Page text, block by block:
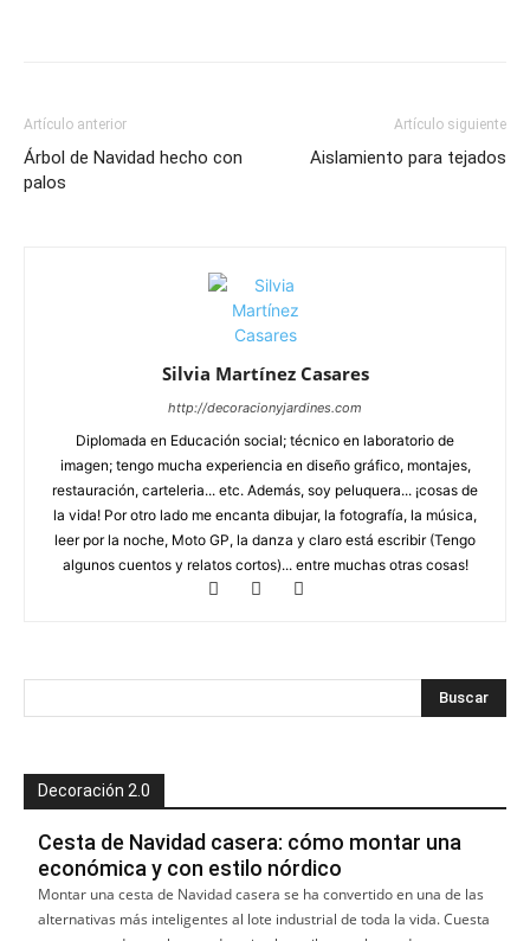
Artículo anterior
Árbol de Navidad hecho con
palos
Artículo siguiente
Aislamiento para tejados
Silvia Martínez Casares
http://decoracionyjardines.com
Diplomada en Educación social; técnico en laboratorio de
imagen; tengo mucha experiencia en diseño gráfico, montajes,
restauración, carteleria... etc. Además, soy peluquera... ¡cosas de
la vida! Por otro lado me encanta dibujar, la fotografía, la música,
leer por la noche, Moto GP, la danza y claro está escribir (Tengo
algunos cuentos y relatos cortos)... entre muchas otras cosas!
Decoración 2.0
Cesta de Navidad casera: cómo montar una
económica y con estilo nórdico
Montar una cesta de Navidad casera se ha convertido en una de las
alternativas más inteligentes al lote industrial de toda la vida. Cuesta